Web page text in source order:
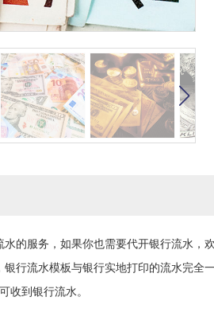
的服务，如果你也需要代开银行流水，
行流水模板与银行实地打印的流水完全
收到银行流水。